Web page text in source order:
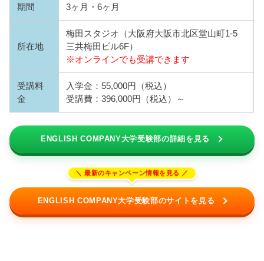
期間 3ヶ月・6ヶ月
所在地
梅田スタジオ（大阪府大阪市北区堂山町1-5
三共梅田ビル6F）
※オンラインでも受講できます
受講料
金
入学金：55,000円（税込）
受講費：396,000円（税込）～
ENGLISH COMPANY大学受験部の詳細を見る
ENGLISH COMPANY大学受験部のサイトを見る